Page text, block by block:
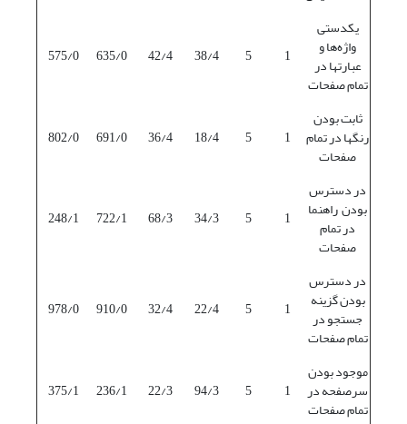
یکدستی
واژه‌ها و
عبارتها در
تمام صفحات
1
5
38/4
42/4
635/0
575/0
ثابت بودن
رنگها در تمام
صفحات
1
5
18/4
36/4
691/0
802/0
در دسترس
بودن راهنما
در تمام
صفحات
1
5
34/3
68/3
722/1
248/1
در دسترس
بودن گزینه
جستجو در
تمام صفحات
1
5
22/4
32/4
910/0
978/0
موجود بودن
سرصفحه در
تمام صفحات
1
5
94/3
22/3
236/1
375/1